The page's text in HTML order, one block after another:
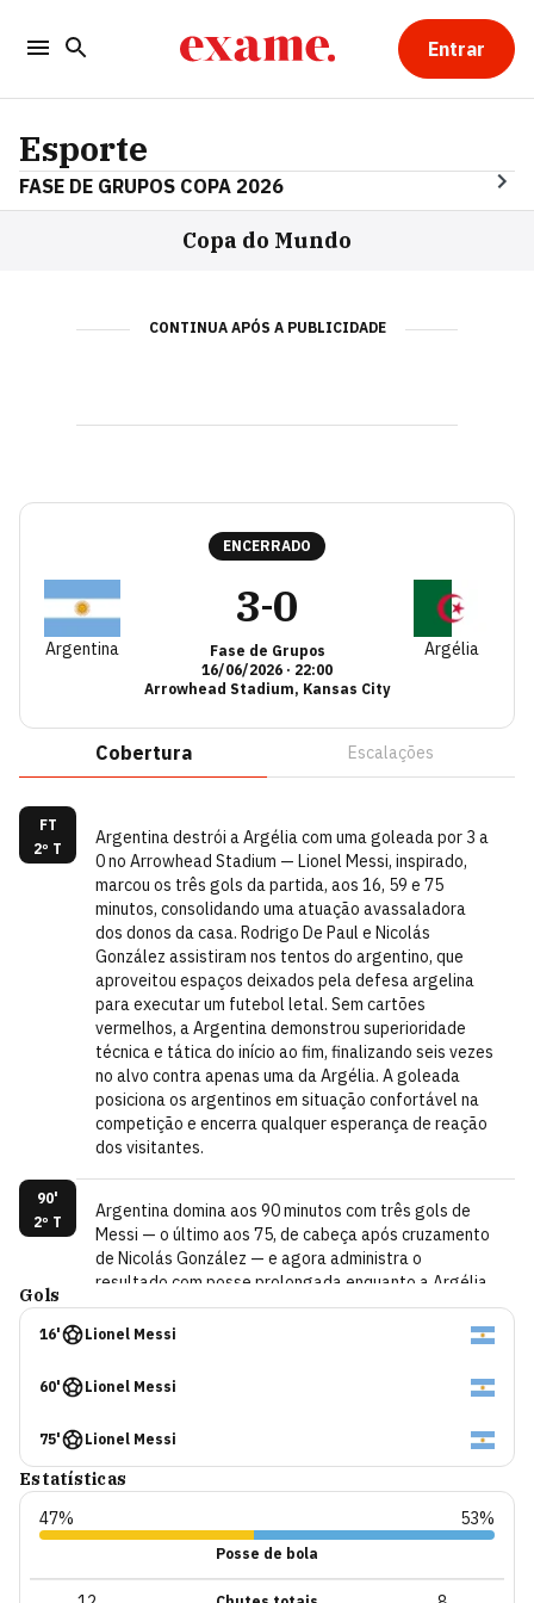
Entrar
Esporte
FASE DE GRUPOS COPA 2026
Copa do Mundo
CONTINUA APÓS A PUBLICIDADE
ENCERRADO
Argentina
3-0
Fase de Grupos
16/06/2026 · 22:00
Arrowhead Stadium, Kansas City
Argélia
Cobertura Escalações
FT
2º T
Argentina destrói a Argélia com uma goleada por 3 a
0 no Arrowhead Stadium — Lionel Messi, inspirado,
marcou os três gols da partida, aos 16, 59 e 75
minutos, consolidando uma atuação avassaladora
dos donos da casa. Rodrigo De Paul e Nicolás
González assistiram nos tentos do argentino, que
aproveitou espaços deixados pela defesa argelina
para executar um futebol letal. Sem cartões
vermelhos, a Argentina demonstrou superioridade
técnica e tática do início ao fim, finalizando seis vezes
no alvo contra apenas uma da Argélia. A goleada
posiciona os argentinos em situação confortável na
competição e encerra qualquer esperança de reação
dos visitantes.
90'
2º T
Argentina domina aos 90 minutos com três gols de
Messi — o último aos 75, de cabeça após cruzamento
de Nicolás González — e agora administra o
resultado com posse prolongada enquanto a Argélia
tenta sair jogando pelas laterais sem conseguir criar
perigo real. O jogo segue truncado nas ações, com a
defesa impermeável bloqueando qualquer tentativa
90'
Nos acréscimos, a Argentina mantém a bola e
jogando pelos lados — Rayan Ait-Nouri segue
buscando opcões nas laterais, mas o controle
argentino não deixa espaço para surpresas.
Gols
16' Lionel Messi
60' Lionel Messi
75' Lionel Messi
Estatísticas
47%
53%
Posse de bola